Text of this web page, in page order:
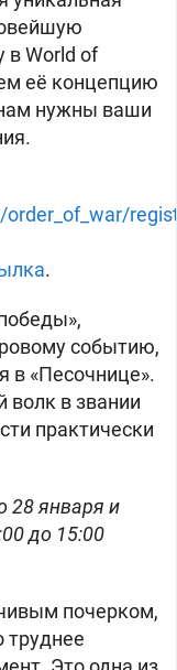
в World of
её концепцию
нужны ваши
.
событию,
в «Песочнице».
волк в звании
практически
28 января и
до 15:00
почерком,
труднее